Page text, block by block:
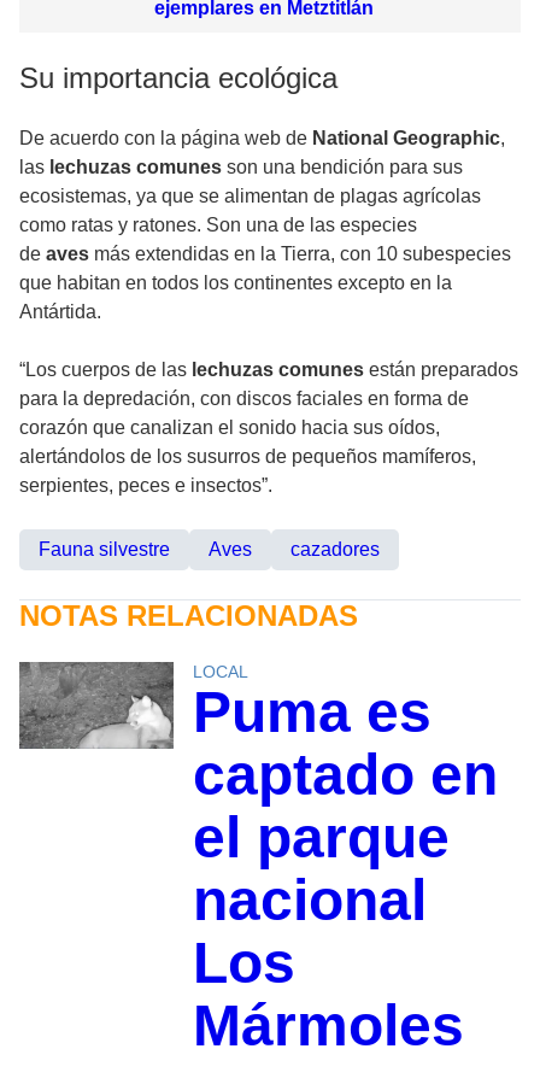
ejemplares en Metztitlán
Su importancia ecológica
De acuerdo con la página web de National Geographic,
las lechuzas comunes son una bendición para sus
ecosistemas, ya que se alimentan de plagas agrícolas
como ratas y ratones. Son una de las especies
de aves más extendidas en la Tierra, con 10 subespecies
que habitan en todos los continentes excepto en la
Antártida.
“Los cuerpos de las lechuzas comunes están preparados
para la depredación, con discos faciales en forma de
corazón que canalizan el sonido hacia sus oídos,
alertándolos de los susurros de pequeños mamíferos,
serpientes, peces e insectos”.
Fauna silvestre Aves cazadores
NOTAS RELACIONADAS
LOCAL
Puma es
captado en
el parque
nacional
Los
Mármoles